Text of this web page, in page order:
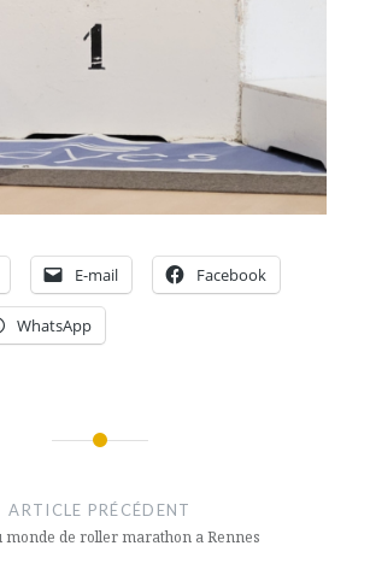
E-mail Facebook
WhatsApp
ARTICLE PRÉCÉDENT
monde de roller marathon a Rennes